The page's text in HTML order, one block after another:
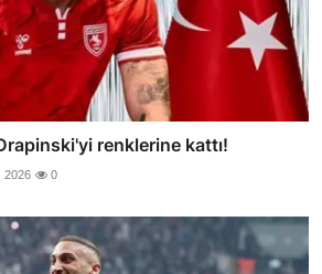
renklerine kattı!
2026 0